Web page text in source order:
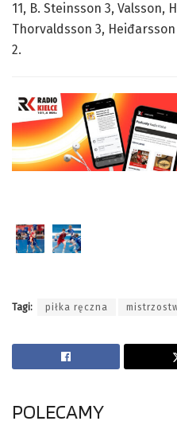
11, B. Steinsson 3, Valsson,
Thorvaldsson 3,
2.
Tagi: piłka ręczna
POLECAMY